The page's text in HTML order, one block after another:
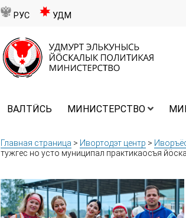
РУС УДМ
ВАЛТӤСЬ МИНИСТЕРСТВО
Главная страница > Ивортодэт центр >
тужгес но усто муниципал практикаосъя